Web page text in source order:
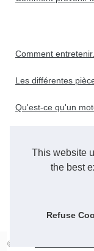
This website
the best
Refuse
Comment
Les différentes
Qu'est-ce qu'un
Le rôle crucial de
Comment choisir le
© 2026